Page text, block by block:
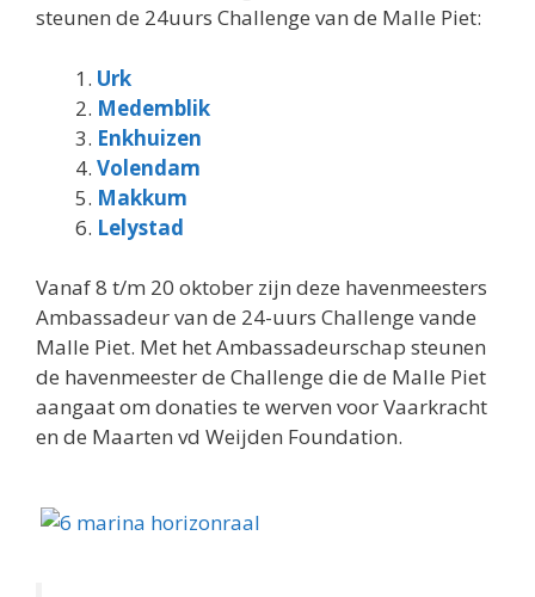
steunen de 24uurs Challenge van de Malle Piet:
Urk
Medemblik
Enkhuizen
Volendam
Makkum
Lelystad
Vanaf 8 t/m 20 oktober zijn deze havenmeesters
Ambassadeur van de 24-uurs Challenge vande
Malle Piet. Met het Ambassadeurschap steunen
de havenmeester de Challenge die de Malle Piet
aangaat om donaties te werven voor Vaarkracht
en de Maarten vd Weijden Foundation.